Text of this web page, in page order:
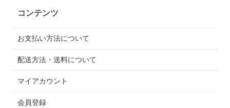
コンテンツ
お支払い方法について
配送方法・送料について
マイアカウント
会員登録